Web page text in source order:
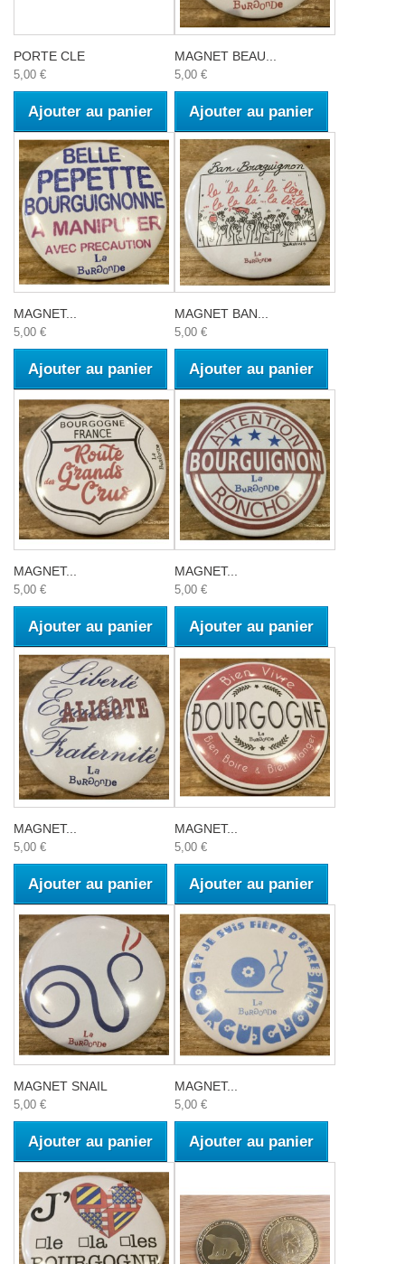
PORTE CLE
5,00 €
Ajouter au panier
MAGNET BEAU...
5,00 €
Ajouter au panier
MAGNET...
5,00 €
Ajouter au panier
MAGNET BAN...
5,00 €
Ajouter au panier
MAGNET...
5,00 €
Ajouter au panier
MAGNET...
5,00 €
Ajouter au panier
MAGNET...
5,00 €
Ajouter au panier
MAGNET...
5,00 €
Ajouter au panier
MAGNET SNAIL
5,00 €
Ajouter au panier
MAGNET...
5,00 €
Ajouter au panier